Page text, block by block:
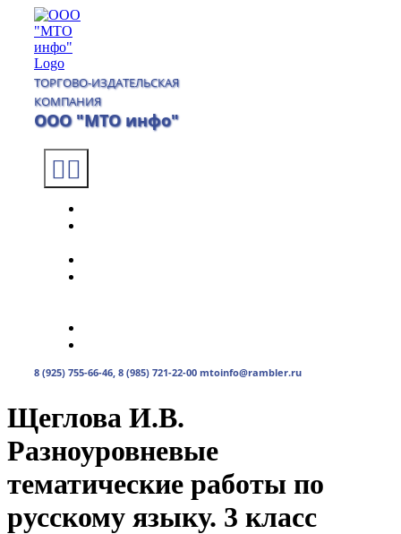
content
ТОРГОВО-ИЗДАТЕЛЬСКАЯ
КОМПАНИЯ
ООО "МТО инфо"
Toggle
Navigation
8 (925) 755-66-46, 8 (985) 721-22-00 mtoinfo@rambler.ru
Щеглова И.В.
Разноуровневые
тематические работы по
русскому языку. 3 класс